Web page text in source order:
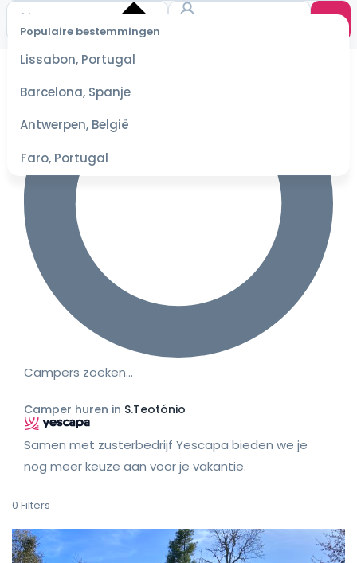
Populaire bestemmingen
Lissabon, Portugal
Barcelona, Spanje
Antwerpen, België
Faro, Portugal
datum
scherpste
Campers zoeken…
Camper huren in S.Teotónio
Samen met zusterbedrijf Yescapa bieden we je
nog meer keuze aan voor je vakantie.
0 Filters